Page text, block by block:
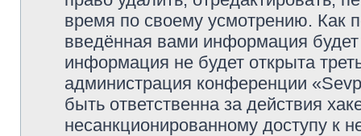
время по своему усмотрению. Как
введённая вами информация
информация не будет открыта
администрация конференции
быть ответственна за действия
несанкционированному доступу к